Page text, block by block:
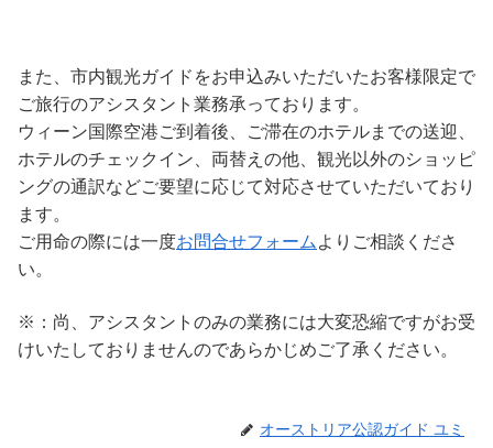
また、市内観光ガイドをお申込みいただいたお客様限定で
ご旅行のアシスタント業務承っております。
ウィーン国際空港ご到着後、ご滞在のホテルまでの送迎、
ホテルのチェックイン、両替えの他、観光以外のショッピ
ングの通訳などご要望に応じて対応させていただいており
ます。
ご用命の際には一度お問合せフォーム よりご相談くださ
い。
※：尚、アシスタントのみの業務には大変恐縮ですがお受
けいたしておりませんのであらかじめご了承ください。
オーストリア公認ガイド ユミ